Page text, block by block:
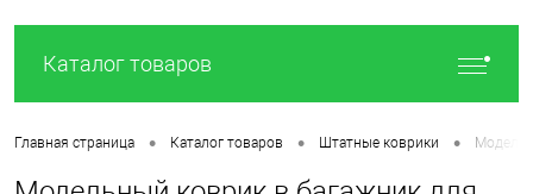
Каталог товаров
Главная страница • Каталог товаров • Штатные коврики •